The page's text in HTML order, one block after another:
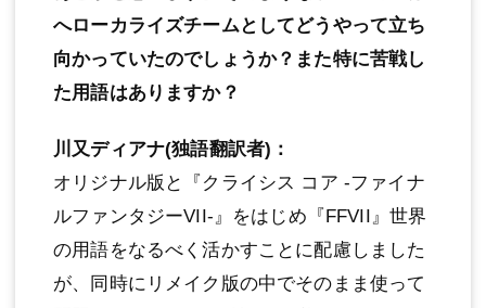
へローカライズチームとしてどうやって立ち
向かっていたのでしょうか？また特に苦戦し
た用語はありますか？
川又ディアナ(独語翻訳者)：
オリジナル版と『クライシス コア -ファイナ
ルファンタジーVII-』をはじめ『FFVII』世界
の用語をなるべく活かすことに配慮しました
が、同時にリメイク版の中でそのまま使って